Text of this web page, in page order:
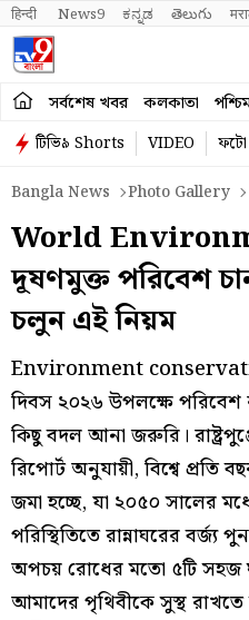
हिन्दी News9 ಕನ್ನಡ తెలుగు
সর্বশেষ খবর কলকাতা
টিভি৯ Shorts VIDEO ফটো
Bangla News
Photo Gallery
World
দূষণমুক্ত পরিবেশ
চলুন এই নিয়ম
Environment
দিবস ২০২৬ উপলক্ষে পরিবেশ
কিছু বদল আনা জরুরি।
রিপোর্ট অনুযায়ী, বিশ্বে প্রতি
জমা হচ্ছে, যা ২০৫০ সালের
পরিস্থিতিতে রান্নাঘরের
অপচয় রোধের মতো ৫টি সহজ
আমাদের পৃথিবীকে সুস্থ